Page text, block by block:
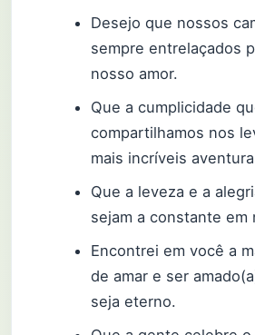
Desejo que nossos
sempre entrelaçados
nosso amor.
Que a cumplicidade
compartilhamos nos
mais incríveis
Que a leveza e a
sejam a constante em
Encontrei em você a
de amar e ser
seja eterno.